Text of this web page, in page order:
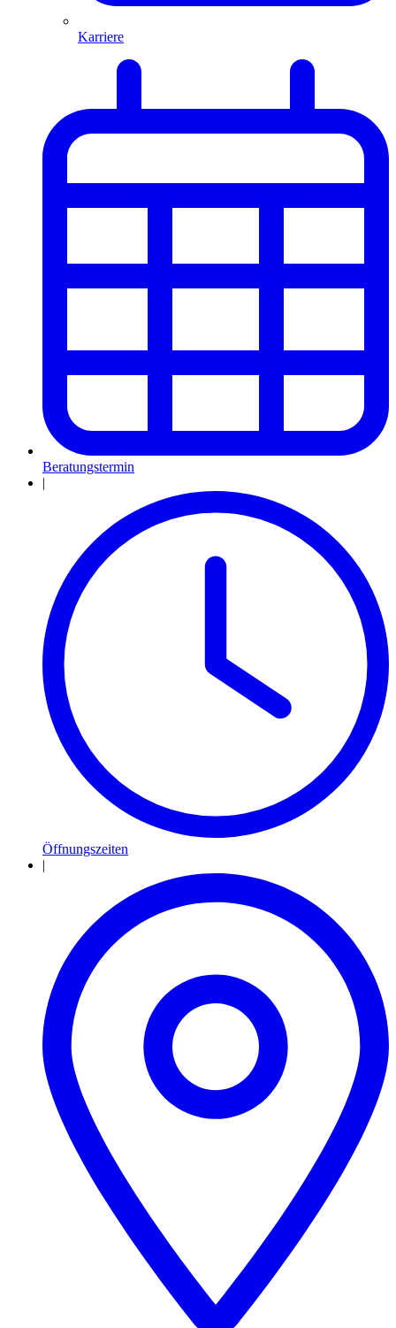
Karriere
Beratungstermin
|
Öffnungszeiten
|